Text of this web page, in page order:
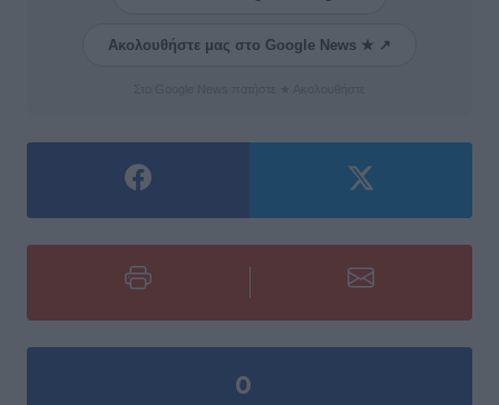
Ακολουθήστε μας στο Google News ★ ↗
0